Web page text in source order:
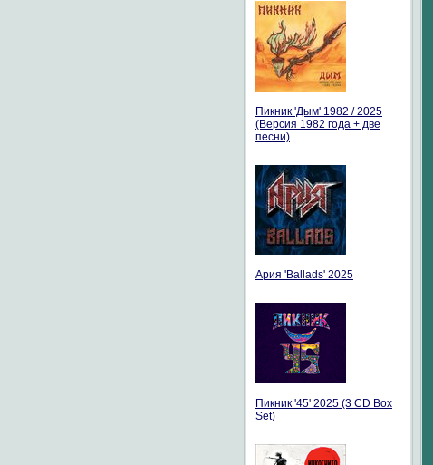
Пикник 'Дым' 1982 / 2025
(Версия 1982 года + две
песни)
Ария 'Ballads' 2025
Пикник '45' 2025 (3 CD Box
Set)